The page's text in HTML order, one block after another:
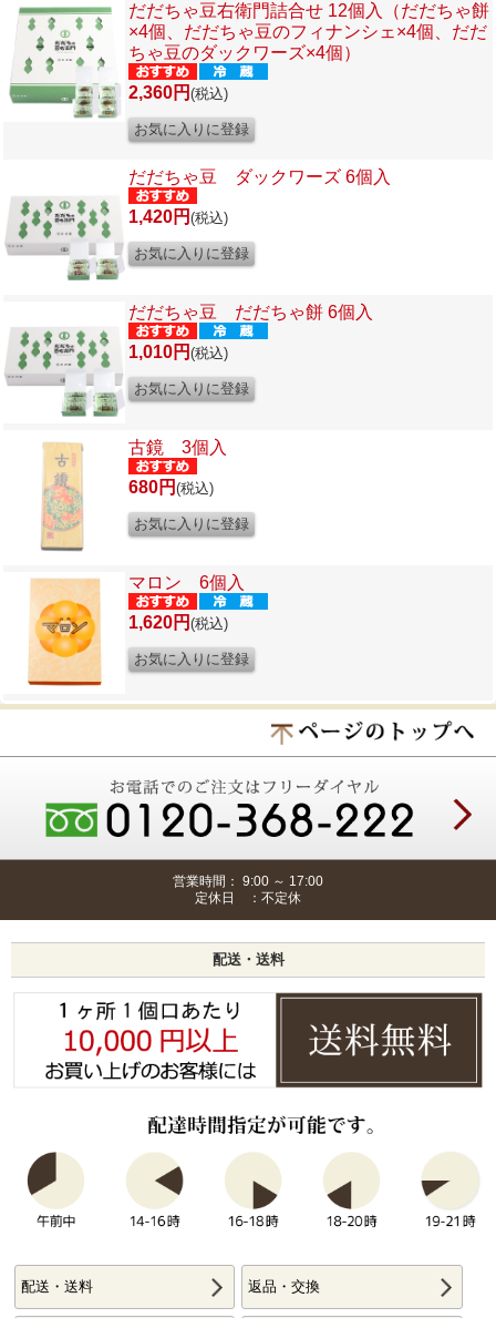
だだちゃ豆右衛門詰合せ 12個入（だだちゃ餅
×4個、だだちゃ豆のフィナンシェ×4個、だだ
ちゃ豆のダックワーズ×4個）
2,360円 (税込)
だだちゃ豆 ダックワーズ 6個入
1,420円 (税込)
だだちゃ豆 だだちゃ餅 6個入
1,010円 (税込)
古鏡 3個入
680円 (税込)
マロン 6個入
1,620円 (税込)
営業時間： 9:00 ～ 17:00
定休日 ：不定休
配送・送料
配送・送料 返品・交換